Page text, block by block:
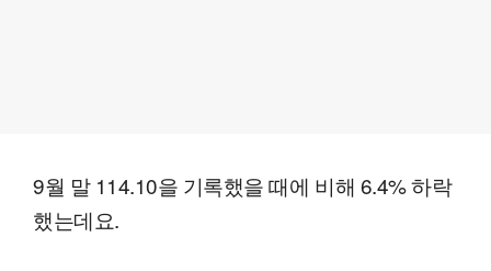
9월 말 114.10을 기록했을 때에 비해 6.4% 하락
했는데요.